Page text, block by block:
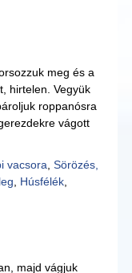
meg és a
hirtelen. Vegyük
roppanósra
vágott
vacsora Sörözés,
Húsfélék,
majd vágjuk